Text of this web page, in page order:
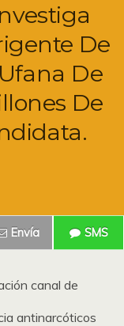
De
De
De
Envía SMS
canal de
antinarcóticos